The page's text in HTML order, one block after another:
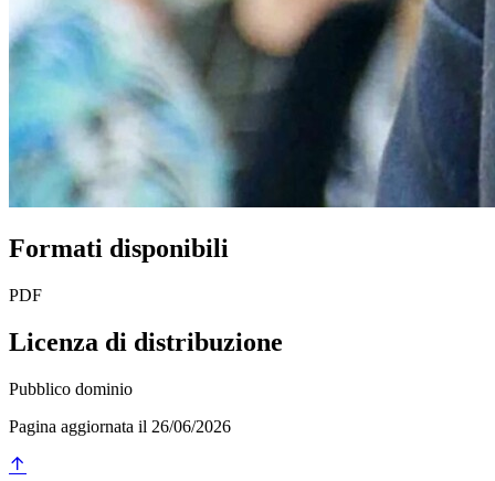
Formati disponibili
PDF
Licenza di distribuzione
Pubblico dominio
Pagina aggiornata il 26/06/2026